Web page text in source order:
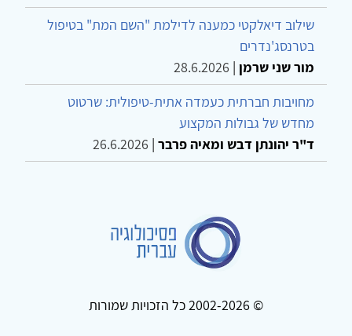
שילוב דיאלקטי כמענה לדילמת "השם המת" בטיפול
בטרנסג'נדרים
מור שני שרמן |
28.6.2026
מחויבות חברתית כעמדה אתית-טיפולית: שרטוט
מחדש של גבולות המקצוע
ד"ר יהונתן דבש ומאיה פרבר |
26.6.2026
© 2002-2026 כל הזכויות שמורות